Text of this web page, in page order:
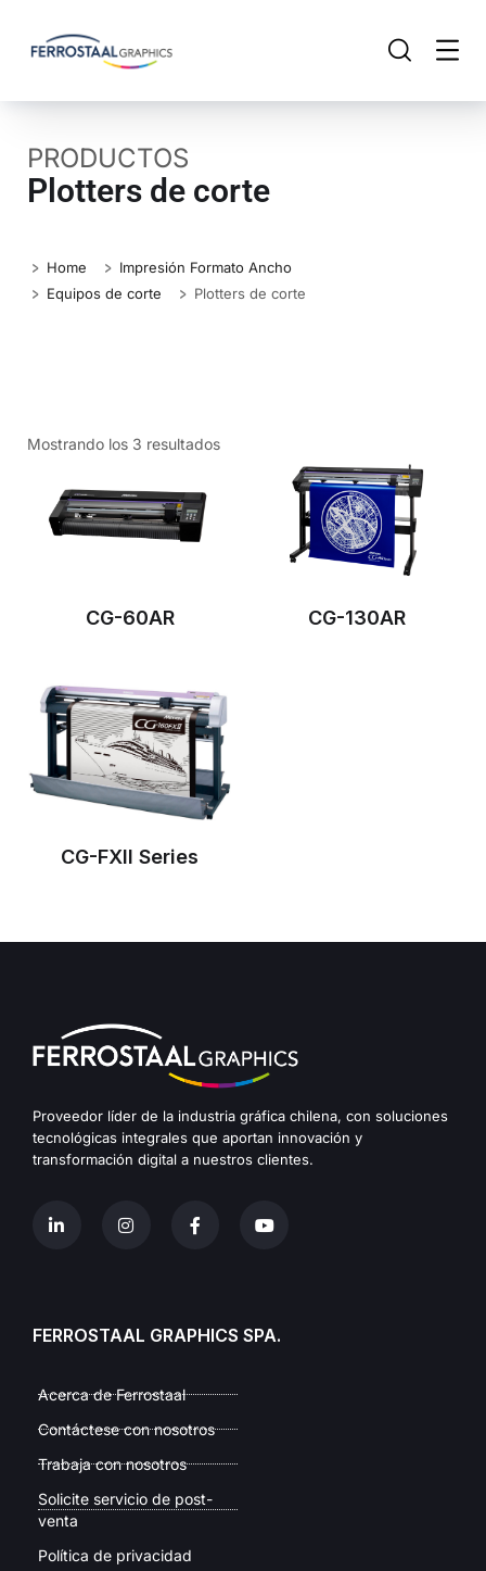
PRODUCTOS
Plotters de corte
Home
Impresión Formato Ancho
Equipos de corte
Plotters de corte
Mostrando los 3 resultados
CG-60AR CG-130AR
CG-FXII Series
Proveedor líder de la industria gráfica chilena, con soluciones
tecnológicas integrales que aportan innovación y
transformación digital a nuestros clientes.
FERROSTAAL GRAPHICS SPA.
Acerca de Ferrostaal
Contáctese con nosotros
Trabaja con nosotros
Solicite servicio de post-
venta
Política de privacidad